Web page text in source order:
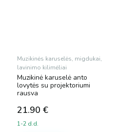
Muzikinės karuselės, migdukai,
lavinimo kilimėliai
Muzikinė karuselė anto
lovytės su projektoriumi
rausva
21.90 €
1-2 d.d.